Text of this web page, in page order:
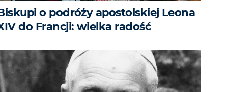
o podróży apostolskiej Leona
do Francji: wielka radość